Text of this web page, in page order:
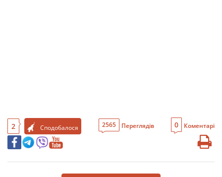
2 Сподобалося 2565 Переглядів 0 Коментарі